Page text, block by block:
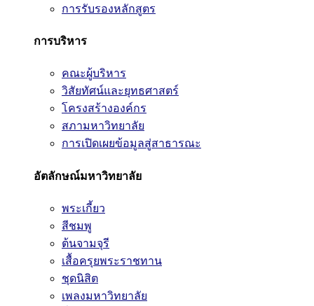
การรับรองหลักสูตร
การบริหาร
คณะผู้บริหาร
วิสัยทัศน์และยุทธศาสตร์
โครงสร้างองค์กร
สภามหาวิทยาลัย
การเปิดเผยข้อมูลสู่สาธารณะ
อัตลักษณ์มหาวิทยาลัย
พระเกี้ยว
สีชมพู
ต้นจามจุรี
เสื้อครุยพระราชทาน
ชุดนิสิต
เพลงมหาวิทยาลัย